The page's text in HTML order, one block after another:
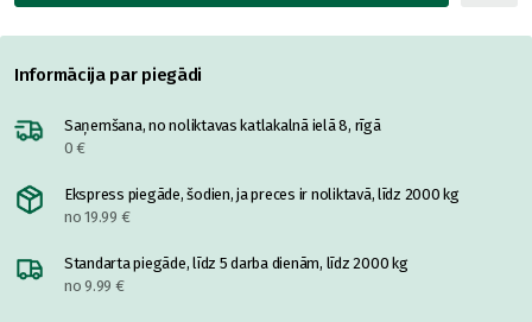
Informācija par piegādi
Saņemšana, no noliktavas katlakalnā ielā 8, rīgā
0 €
Ekspress piegāde, šodien, ja preces ir noliktavā, līdz 2000 kg
no 19.99 €
Standarta piegāde, līdz 5 darba dienām, līdz 2000 kg
no 9.99 €